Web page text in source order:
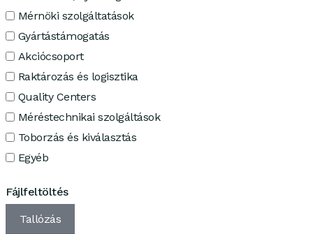
Mérnöki szolgáltatások
Gyártástámogatás
Akciócsoport
Raktározás és logisztika
Quality Centers
Méréstechnikai szolgáltások
Toborzás és kiválasztás
Egyéb
Fájlfeltöltés
Tallózás